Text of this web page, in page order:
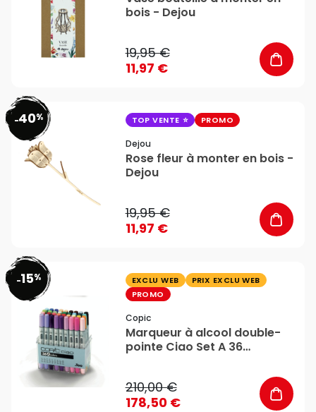
bois - Dejou
19,95 €
11,97 €
-40% TOP VENTE PROMO
Dejou
Rose fleur à monter en bois -
Dejou
19,95 €
11,97 €
-15% EXCLU WEB
PRIX EXCLU WEB
PROMO
Copic
Marqueur à alcool double-
pointe Ciao Set A 36
210,00 €
178,50 €